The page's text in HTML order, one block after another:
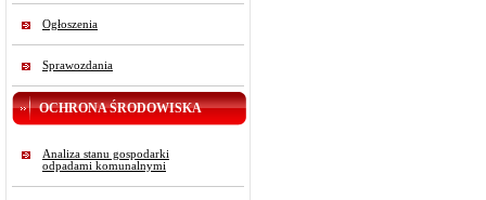
Ogłoszenia
Sprawozdania
OCHRONA ŚRODOWISKA
Analiza stanu gospodarki
odpadami komunalnymi